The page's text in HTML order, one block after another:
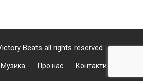
Beats all rights reserved.
Музика Про нас Контакти